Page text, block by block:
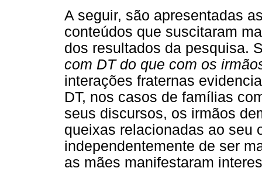
A seguir, são apresentadas
conteúdos que suscitaram
dos resultados da pesquisa.
com DT do que com os
interações fraternas
DT, nos casos de famílias
seus discursos, os irmãos
queixas relacionadas ao seu
independentemente de ser
as mães manifestaram